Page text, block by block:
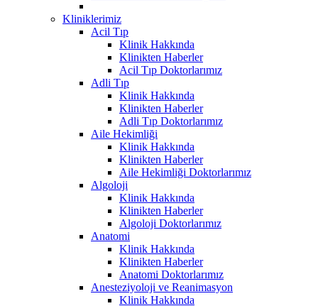
Kliniklerimiz
Acil Tıp
Klinik Hakkında
Klinikten Haberler
Acil Tıp Doktorlarımız
Adli Tıp
Klinik Hakkında
Klinikten Haberler
Adli Tıp Doktorlarımız
Aile Hekimliği
Klinik Hakkında
Klinikten Haberler
Aile Hekimliği Doktorlarımız
Algoloji
Klinik Hakkında
Klinikten Haberler
Algoloji Doktorlarımız
Anatomi
Klinik Hakkında
Klinikten Haberler
Anatomi Doktorlarımız
Anesteziyoloji ve Reanimasyon
Klinik Hakkında